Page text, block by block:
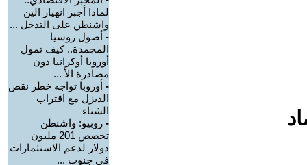
لماذا أجبر انهيار الين
واشنطن على التدخل ...
- أصول روسيا
المجمدة.. كيف تمول
أوروبا أوكرانيا دون
مصادرة الأ ...
- أوروبا تواجه خطر نقص
الديزل مع اقتراب
الشتاء
- روبيو: واشنطن
تخصص 201 مليون
دولار لدعم الاستثمارات
في جنوب ...